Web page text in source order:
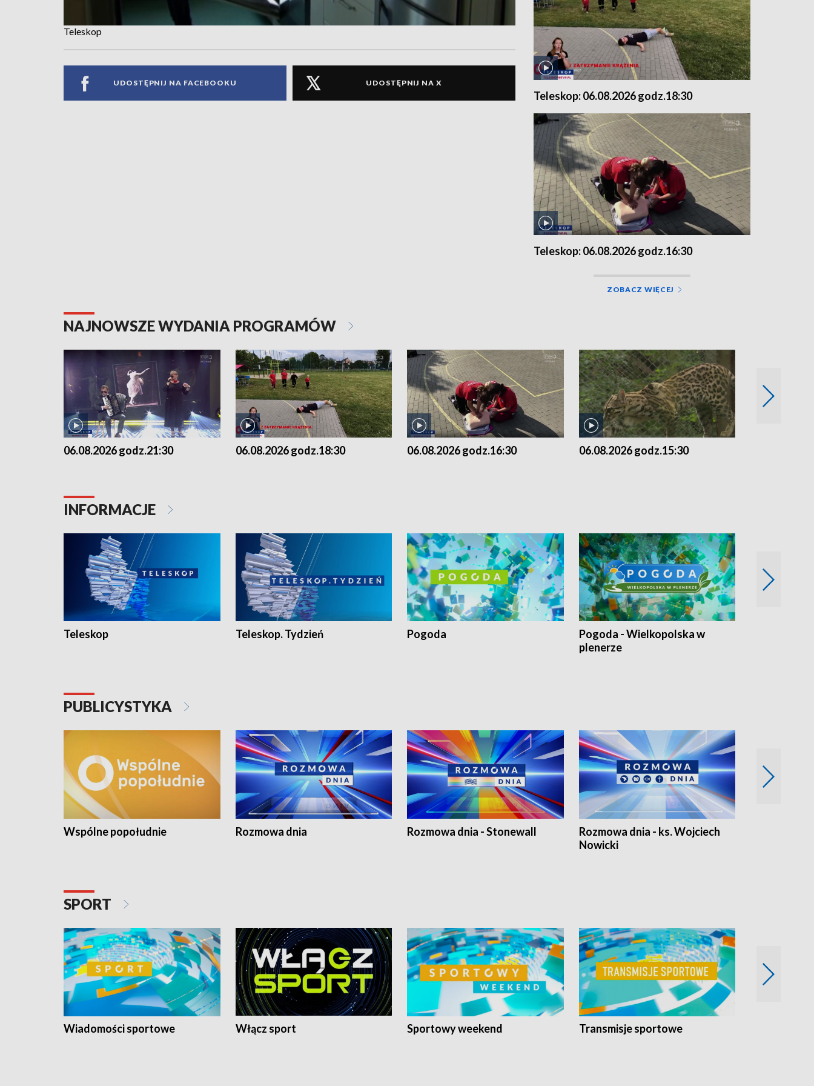
Teleskop
UDOSTĘPNIJ NA FACEBOOKU UDOSTĘPNIJ NA X
Teleskop: 06.08.2026 godz.18:30
Teleskop: 06.08.2026 godz.16:30
ZOBACZ WIĘCEJ
NAJNOWSZE WYDANIA PROGRAMÓW
06.08.2026 godz.21:30 06.08.2026 godz.18:30 06.08.2026 godz.16:30 06.08.2026 godz.15:30
INFORMACJE
Teleskop Teleskop. Tydzień Pogoda
Pogoda - Wielkopolska w
plenerze
PUBLICYSTYKA
Wspólne popołudnie Rozmowa dnia Rozmowa dnia - Stonewall
Rozmowa dnia - ks. Wojciech
Nowicki
SPORT
Wiadomości sportowe Włącz sport Sportowy weekend Transmisje sportowe